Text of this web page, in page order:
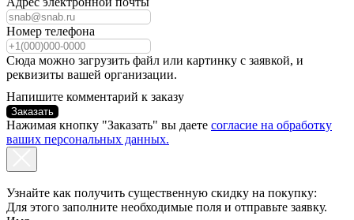
Номер телефона
Сюда можно загрузить файл или картинку с заявкой, и
реквизиты вашей организации.
Напишите комментарий к заказу
Заказать
Нажимая кнопку "Заказать" вы даете согласие на обработку
ваших персональных данных.
Узнайте как получить существенную скидку на покупку:
Для этого заполните необходимые поля и отправьте заявку.